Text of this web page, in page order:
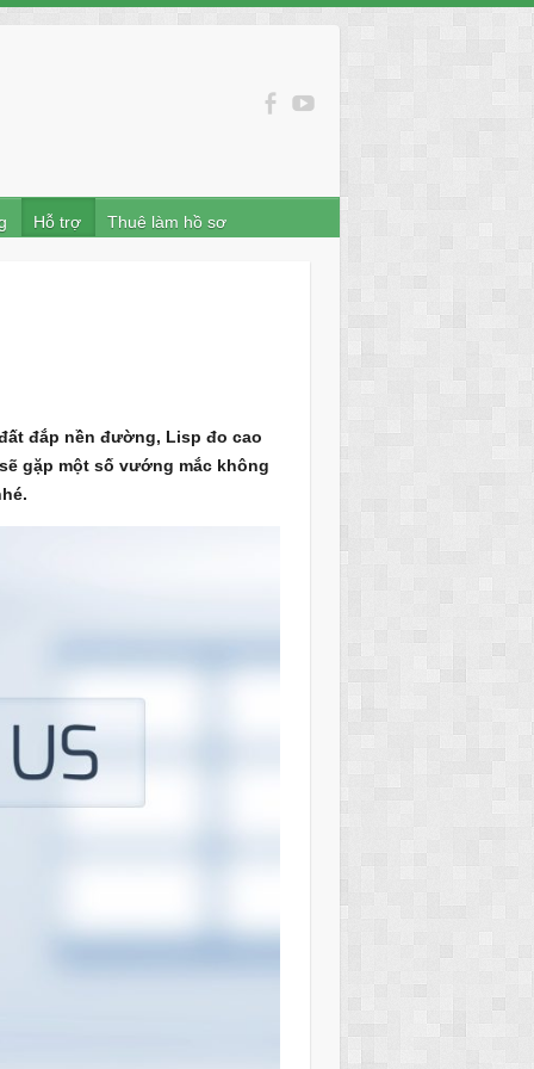
Hỗ trợ Thuê làm hồ sơ
đắp nền đường, Lisp đo cao
gặp một số vướng mắc không